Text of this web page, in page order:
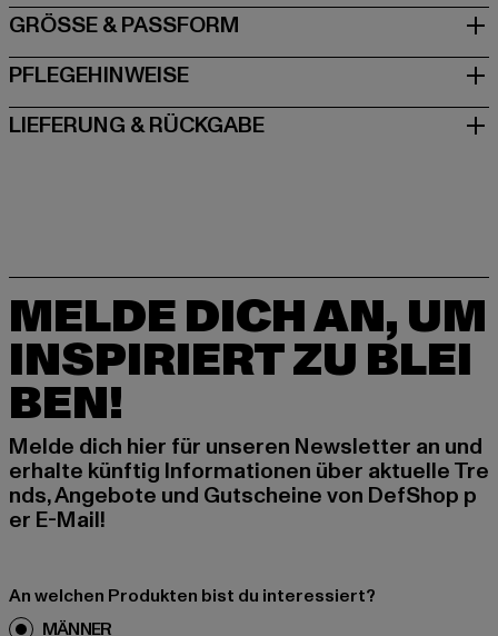
GRÖSSE & PASSFORM
PFLEGEHINWEISE
LIEFERUNG & RÜCKGABE
MELDE DICH AN, UM
INSPIRIERT ZU BLEI
BEN!
Melde dich hier für unseren Newsletter an und
erhalte künftig Informationen über aktuelle Tre
nds, Angebote und Gutscheine von DefShop p
er E-Mail!
An welchen Produkten bist du interessiert?
MÄNNER